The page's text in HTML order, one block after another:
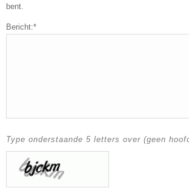
bent.
Bericht:*
Type onderstaande 5 letters over (geen